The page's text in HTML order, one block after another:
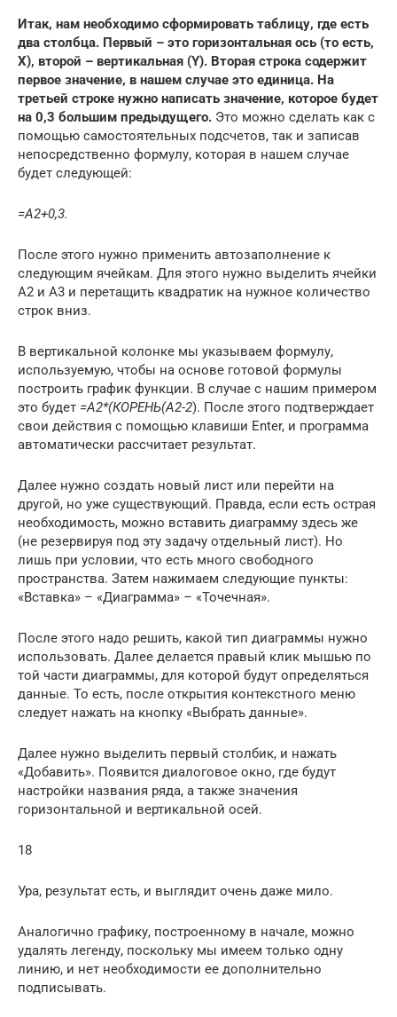
Итак, нам необходимо сформировать таблицу, где есть
два столбца. Первый – это горизонтальная ось (то есть,
X), второй – вертикальная (Y). Вторая строка содержит
первое значение, в нашем случае это единица. На
третьей строке нужно написать значение, которое будет
на 0,3 большим предыдущего. Это можно сделать как с
помощью самостоятельных подсчетов, так и записав
непосредственно формулу, которая в нашем случае
будет следующей:
=A2+0,3.
После этого нужно применить автозаполнение к
следующим ячейкам. Для этого нужно выделить ячейки
A2 и A3 и перетащить квадратик на нужное количество
строк вниз.
В вертикальной колонке мы указываем формулу,
используемую, чтобы на основе готовой формулы
построить график функции. В случае с нашим примером
это будет =А2*(КОРЕНЬ(А2-2). После этого подтверждает
свои действия с помощью клавиши Enter, и программа
автоматически рассчитает результат.
Далее нужно создать новый лист или перейти на
другой, но уже существующий. Правда, если есть острая
необходимость, можно вставить диаграмму здесь же
(не резервируя под эту задачу отдельный лист). Но
лишь при условии, что есть много свободного
пространства. Затем нажимаем следующие пункты:
«Вставка» – «Диаграмма» – «Точечная».
После этого надо решить, какой тип диаграммы нужно
использовать. Далее делается правый клик мышью по
той части диаграммы, для которой будут определяться
данные. То есть, после открытия контекстного меню
следует нажать на кнопку «Выбрать данные».
Далее нужно выделить первый столбик, и нажать
«Добавить». Появится диалоговое окно, где будут
настройки названия ряда, а также значения
горизонтальной и вертикальной осей.
18
Ура, результат есть, и выглядит очень даже мило.
Аналогично графику, построенному в начале, можно
удалять легенду, поскольку мы имеем только одну
линию, и нет необходимости ее дополнительно
подписывать.